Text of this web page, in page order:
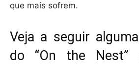
que mais sofrem.
Veja a seguir
do “On the Nest”